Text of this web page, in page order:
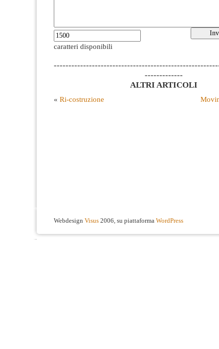
caratteri disponibili
-------------
ALTRI ARTICOLI
« Ri-costruzione
Webdesign Visus 2006, su piattaforma WordPress